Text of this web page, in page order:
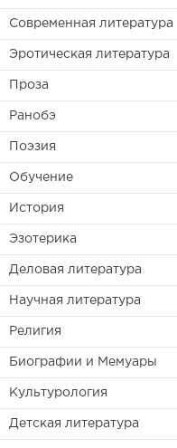
Современная литература
Эротическая литература
Проза
Ранобэ
Поэзия
Обучение
История
Эзотерика
Деловая литература
Научная литература
Религия
Биографии и Мемуары
Культурология
Детская литература